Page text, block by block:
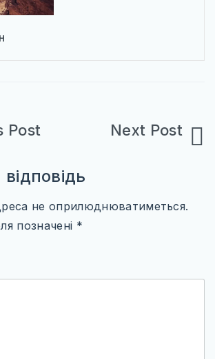
не оприлюднюватиметься.
позначені *